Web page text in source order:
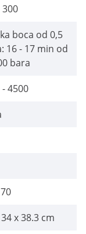
300
boca od 0,5
16 - 17 min od
bara
4500
x 38.3 cm